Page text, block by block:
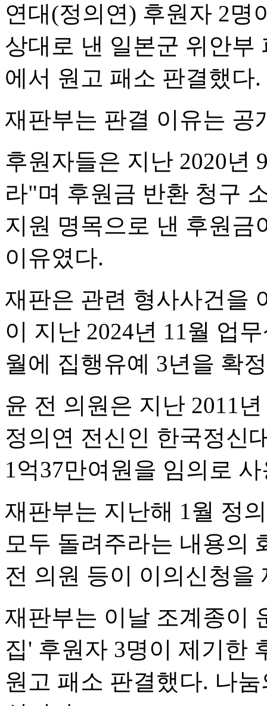
연대(정의연) 후원자 2명
상대로 낸 일본군 위안부
에서 원고 패소 판결했다.
재판부는 판결 이유는 공
후원자들은 지난 2020년
라"며 후원금 반환 청구
지원 명목으로 낸 후원금
이유였다.
재판은 관련 형사사건을
이 지난 2024년 11월 업
월에 집행유예 3년을 확
윤 전 의원은 지난 2011
정의연 전신인 한국정신
1억37만여원을 임의로
재판부는 지난해 1월 정
모두 돌려주라는 내용의
전 의원 등이 이의신청을
재판부는 이날 조계종이
집' 후원자 3명이 제기한
원고 패소 판결했다. 나